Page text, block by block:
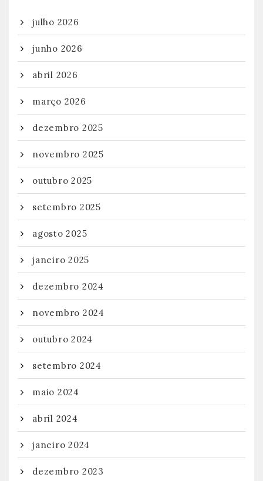
julho 2026
junho 2026
abril 2026
março 2026
dezembro 2025
novembro 2025
outubro 2025
setembro 2025
agosto 2025
janeiro 2025
dezembro 2024
novembro 2024
outubro 2024
setembro 2024
maio 2024
abril 2024
janeiro 2024
dezembro 2023